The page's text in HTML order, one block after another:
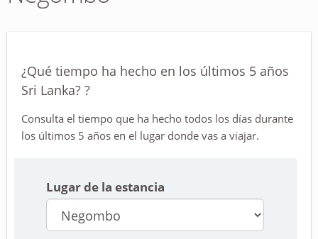
¿Qué tiempo ha hecho en los últimos 5 años
Sri Lanka? ?
Consulta el tiempo que ha hecho todos los días durante
los últimos 5 años en el lugar donde vas a viajar.
Lugar de la estancia